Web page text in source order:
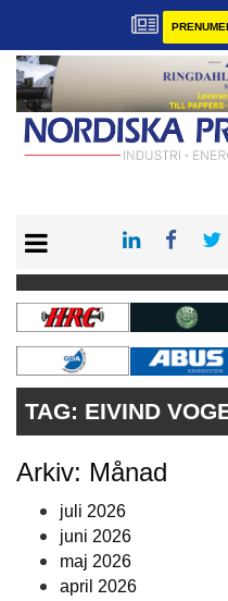
KONTAKT
VÅRA ANDRA MAGASIN
PRENUMERERA
ANNONSERA
TAG: EIVIND
Arkiv: Månad
juli 2026
juni 2026
maj 2026
april 2026